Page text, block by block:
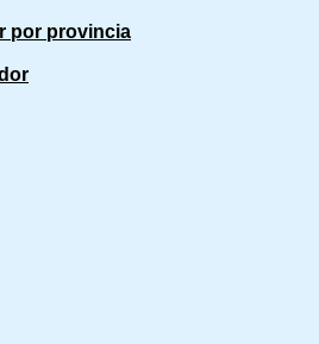
por provincia